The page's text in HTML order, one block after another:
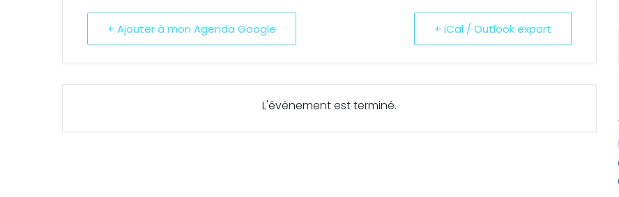
+ Ajouter à mon Agenda Google + iCal / Outlook export
L'événement est terminé.